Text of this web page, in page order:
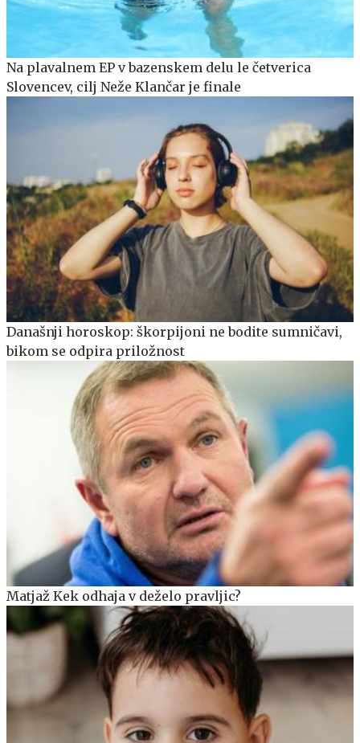
Na plavalnem EP v bazenskem delu le četverica
Slovencev, cilj Neže Klančar je finale
Današnji horoskop: škorpijoni ne bodite sumničavi,
bikom se odpira priložnost
Matjaž Kek odhaja v deželo pravljic?